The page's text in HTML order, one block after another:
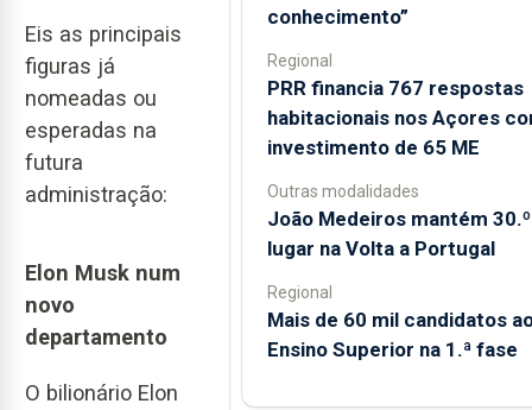
Eis as principais
figuras já
nomeadas ou
esperadas na
futura
administração:
Elon Musk num
novo
departamento
O bilionário Elon
conhecimento”
Regional
PRR financia 767 respostas
habitacionais nos Açores
investimento de 65 ME
Outras modalidades
João Medeiros mantém 30.º
lugar na Volta a Portugal
Regional
Mais de 60 mil candidatos
Ensino Superior na 1.ª fase